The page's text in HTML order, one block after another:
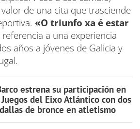
de una cita que trasciende
«O triunfo xa é estar
a una experiencia
años a jóvenes de Galicia y
estrena su participación en
del Eixo Atlántico con dos
de bronce en atletismo